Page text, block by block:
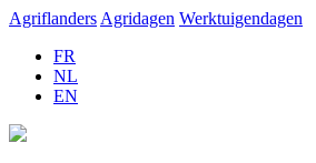
Agriflanders Agridagen Werktuigendagen
FR
NL
EN